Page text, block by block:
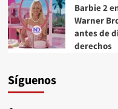
Barbie 2
Warner
antes de
derechos
Síguenos